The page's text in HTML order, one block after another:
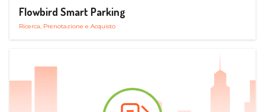
Flowbird Smart Parking
Ricerca, Prenotazione e Acquisto